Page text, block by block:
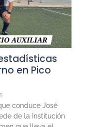
en Pico
conduce José
de la Institución